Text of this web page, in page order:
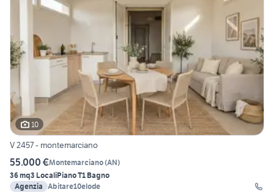
10
V 2457 - montemarciano
55.000 €Montemarciano(AN)
36 mq3 LocaliPiano T1 Bagno
Agenzia Abitare10elode